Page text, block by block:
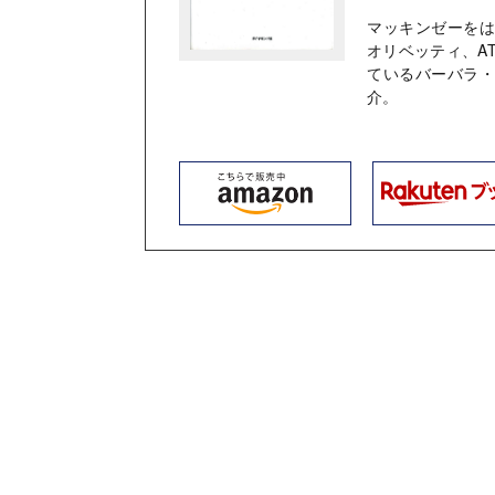
マッキンゼーを
オリベッティ、
ているバーバラ
介。